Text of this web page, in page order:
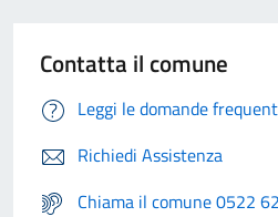
Contatta il comune
Leggi le domande
Richiedi Assistenza
Chiama il comune 0522